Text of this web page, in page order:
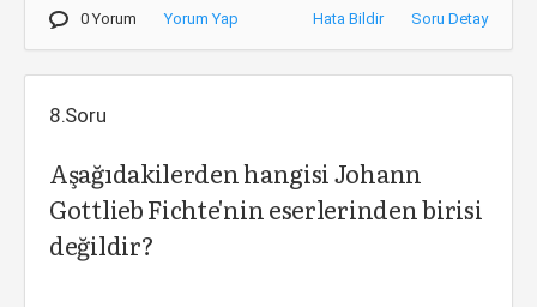
0 Yorum Yorum Yap Hata Bildir Soru Detay
8.Soru
Aşağıdakilerden hangisi Johann
Gottlieb Fichte'nin eserlerinden birisi
değildir?